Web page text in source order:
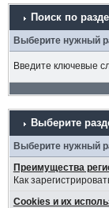
Поиск по
Выберите нужный
Введите ключевые
Выберите
Выберите нужный
Преимущества
Как
Cookies и их